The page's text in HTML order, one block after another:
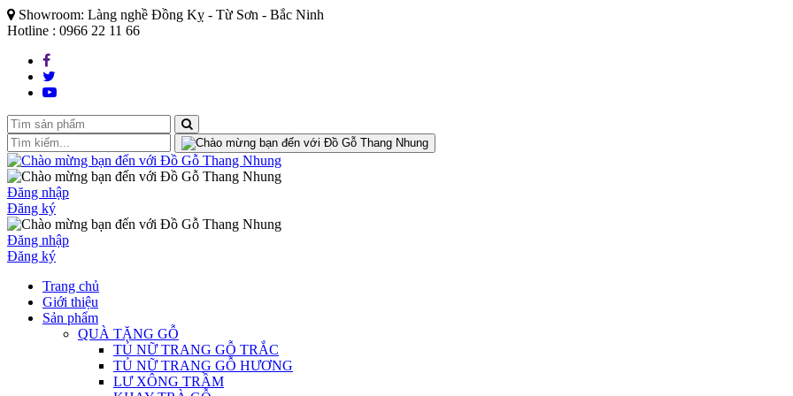
Showroom: Làng nghề Đồng Kỵ - Từ Sơn - Bắc Ninh
Hotline : 0966 22 11 66
Đăng nhập
Đăng ký
Đăng nhập
Đăng ký
Trang chủ
Giới thiệu
Sản phẩm
QUÀ TẶNG GỖ
TỦ NỮ TRANG GỖ TRẮC
TỦ NỮ TRANG GỖ HƯƠNG
LƯ XÔNG TRẦM